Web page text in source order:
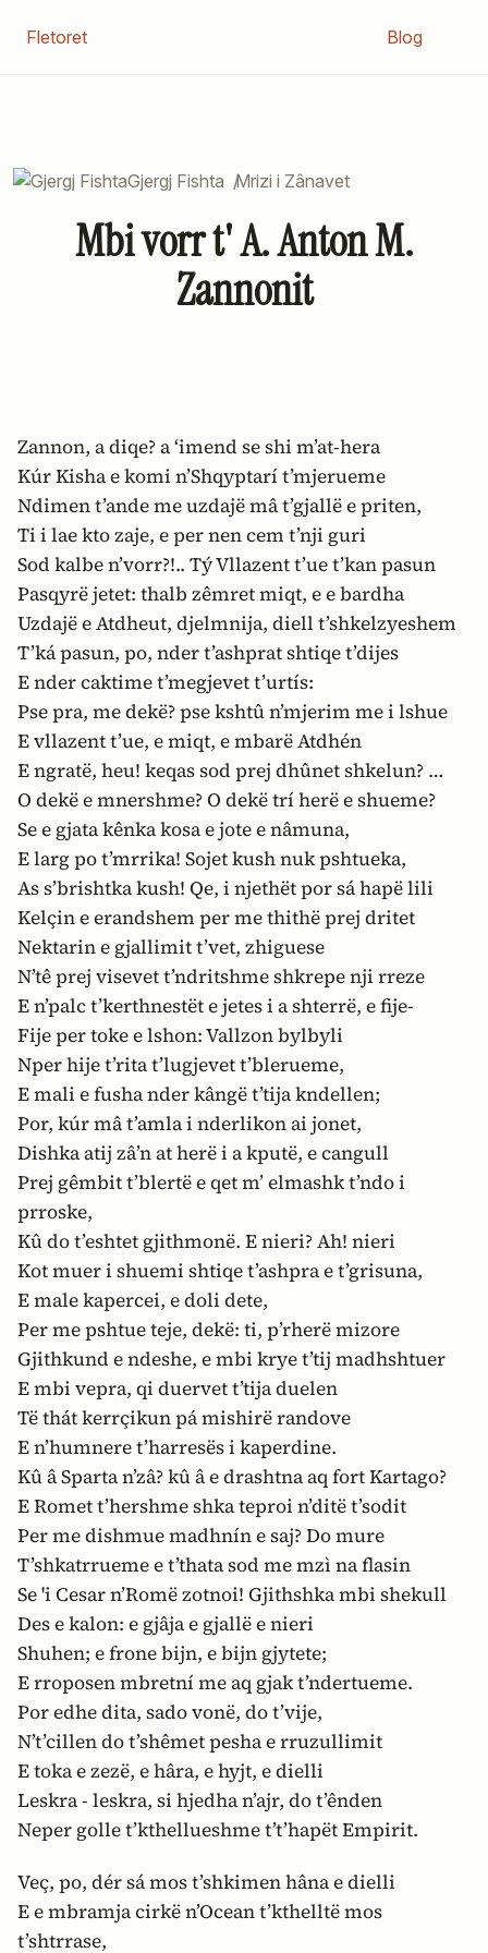
Fletoret Blog
Gjergj Fishta /Mrizi i Zânavet
Mbi vorr t' A. Anton M.
Zannonit
Zannon, a diqe? a ‘imend se shi m’at-hera
Kúr Kisha e komi n’Shqyptarí t’mjerueme
Ndimen t’ande me uzdajë mâ t’gjallë e priten,
Ti i lae kto zaje, e per nen cem t’nji guri
Sod kalbe n’vorr?!.. Tý Vllazent t’ue t’kan pasun
Pasqyrë jetet: thalb zêmret miqt, e e bardha
Uzdajë e Atdheut, djelmnija, diell t’shkelzyeshem
T’ká pasun, po, nder t’ashprat shtiqe t’dijes
E nder caktime t’megjevet t’urtís:
Pse pra, me dekë? pse kshtû n’mjerim me i lshue
E vllazent t’ue, e miqt, e mbarë Atdhén
E ngratë, heu! keqas sod prej dhûnet shkelun? …
O dekë e mnershme? O dekë trí herë e shueme?
Se e gjata kênka kosa e jote e nâmuna,
E larg po t’mrrika! Sojet kush nuk pshtueka,
As s’brishtka kush! Qe, i njethët por sá hapë lili
Kelçin e erandshem per me thithë prej dritet
Nektarin e gjallimit t’vet, zhiguese
N’tê prej visevet t’ndritshme shkrepe nji rreze
E n’palc t’kerthnestët e jetes i a shterrë, e fije-
Fije per toke e lshon: Vallzon bylbyli
Nper hije t’rita t’lugjevet t’blerueme,
E mali e fusha nder kângë t’tija kndellen;
Por, kúr mâ t’amla i nderlikon ai jonet,
Dishka atij zâ’n at herë i a kputë, e cangull
Prej gêmbit t’blertë e qet m’ elmashk t’ndo i
prroske,
Kû do t’eshtet gjithmonë. E nieri? Ah! nieri
Kot muer i shuemi shtiqe t’ashpra e t’grisuna,
E male kapercei, e doli dete,
Per me pshtue teje, dekë: ti, p’rherë mizore
Gjithkund e ndeshe, e mbi krye t’tij madhshtuer
E mbi vepra, qi duervet t’tija duelen
Të thát kerrçikun pá mishirë randove
E n’humnere t’harresës i kaperdine.
Kû â Sparta n’zâ? kû â e drashtna aq fort Kartago?
E Romet t’hershme shka teproi n’ditë t’sodit
Per me dishmue madhnín e saj? Do mure
T’shkatrrueme e t’thata sod me mzì na flasin
Se 'i Cesar n’Romë zotnoi! Gjithshka mbi shekull
Des e kalon: e gjâja e gjallë e nieri
Shuhen; e frone bijn, e bijn gjytete;
E rroposen mbretní me aq gjak t’ndertueme.
Por edhe dita, sado vonë, do t’vije,
N’t’cillen do t’shêmet pesha e rruzullimit
E toka e zezë, e hâra, e hyjt, e dielli
Leskra - leskra, si hjedha n’ajr, do t’ênden
Neper golle t’kthellueshme t’t’hapët Empirit.
Veç, po, dér sá mos t’shkimen hâna e dielli
E e mbramja cirkë n’Ocean t’kthelltë mos
t’shtrrase,